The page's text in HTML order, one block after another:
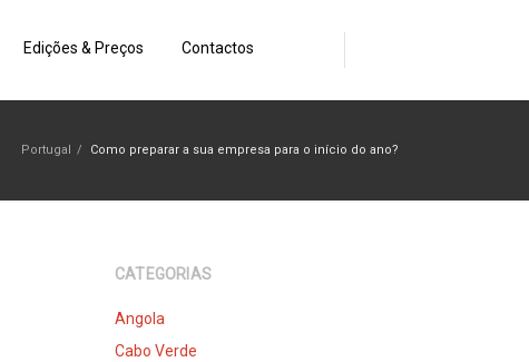
Edições & Preços Contactos
Portugal / Como preparar a sua empresa para o início do ano?
CATEGORIAS
Angola
Cabo Verde